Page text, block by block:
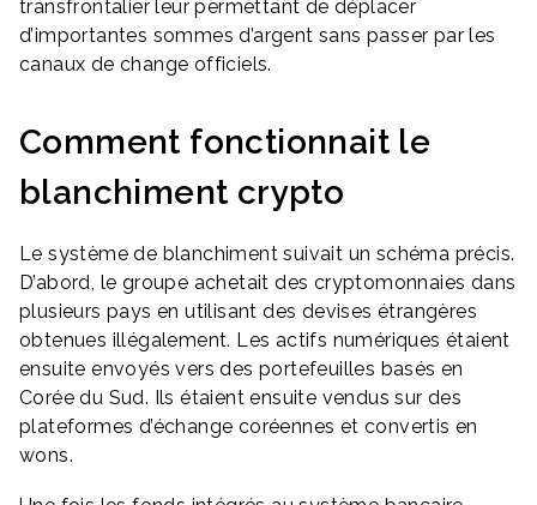
transfrontalier leur permettant de déplacer
d’importantes sommes d’argent sans passer par les
canaux de change officiels.
Comment fonctionnait le
blanchiment crypto
Le système de blanchiment suivait un schéma précis.
D’abord, le groupe achetait des cryptomonnaies dans
plusieurs pays en utilisant des devises étrangères
obtenues illégalement. Les actifs numériques étaient
ensuite envoyés vers des portefeuilles basés en
Corée du Sud. Ils étaient ensuite vendus sur des
plateformes d’échange coréennes et convertis en
wons.